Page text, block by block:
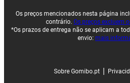
Os preços mencionados nesta página
contrário. Os preços excluem
*Os prazos de entrega não se aplicam a
envio: mais
Sobre Gomibo.pt |